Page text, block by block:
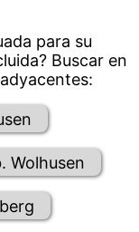
para su
Buscar en
Wolhusen